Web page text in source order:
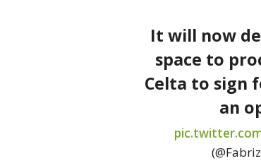
It will now
space to
Celta to sign
an